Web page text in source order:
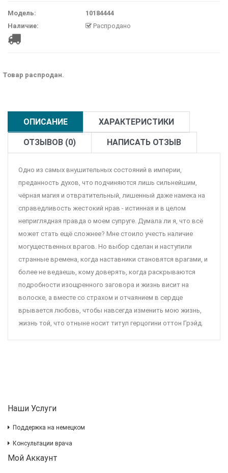
Модель:
10184444
Наличие:
Распродано
Товар распродан.
ОПИСАНИЕ ХАРАКТЕРИСТИКИ
ОТЗЫВОВ (0) НАПИСАТЬ ОТЗЫВ
Одно из самых внушительных состояний в империи,
преданность духов, что подчиняются лишь сильнейшим,
чёрная магия и отвратительный, лишенный даже намека на
справедливость жестокий нрав - истинная и в целом
неприглядная правда о моем супруге. Думала ли я, что всё
может стать ещё сложнее? Мне стоило учесть наличие
могущественных врагов. Но выбор сделан и наступили
странные времена, когда наставники становятся врагами, и
более не ведаешь, кому доверять, когда раскрываются
подробности изощренного заговора и жизнь висит на
волоске, а вместе со страхом и отчаянием в сердце
врывается любовь, чтобы навсегда изменить мою жизнь,
жизнь той, что отныне носит титул герцогини оттон Грэйд.
Наши Услуги
Поддержка на немецком
Консультации врача
Мой Аккаунт